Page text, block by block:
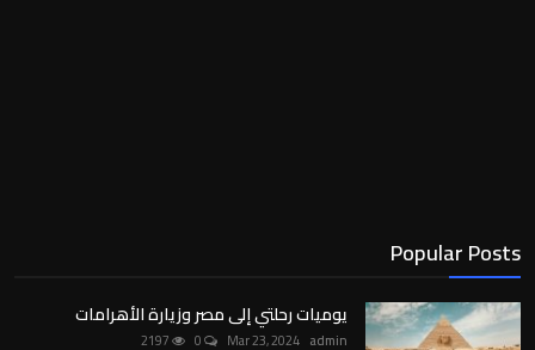
Popular Posts
يوميات رحلتي إلى مصر وزيارة الأهرامات
admin
Mar 23, 2024